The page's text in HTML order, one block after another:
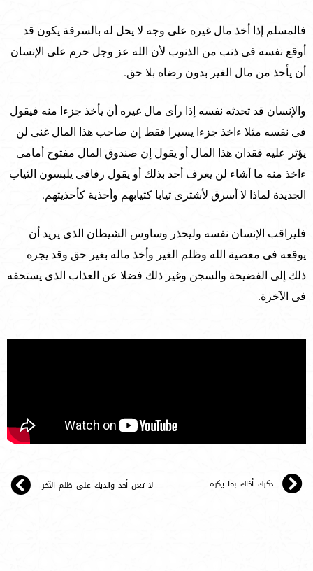
فالمسلم إذا أخذ مال غيره على وجه لا يحل له بالسرقة يكون قد
أوقع نفسه فى ذنب من الذنوب لأن الله عز وجل حرم على الإنسان
أن يأخذ من مال الغير بدون رضاه بلا حق.
والإنسان قد تحدثه نفسه إذا رأى مال غيره أن يأخذ جزءا منه فيقول
فى نفسه مثلا ءاخذ جزءا يسيرا فقط إن صاحب هذا المال غنى لن
يؤثر عليه فقدان هذا المال أو يقول إن صندوق المال مفتوح أمامى
ءاخذ منه ما أشاء لن يعرف أحد بذلك أو يقول رفاقى يلبسون الثياب
الجديدة لماذا لا أسرق لأشترى ثيابا كثيابهم وأحذية كأحذيتهم.
فليراقب الإنسان نفسه وليحذر وساوس الشيطان الذى يريد أن
يوقعه فى معصية الله وظلم الغير وأخذ ماله بغير حق وقد يجره
ذلك إلى الفضيحة والسجن وغير ذلك فضلا عن العذاب الذى يستحقه
فى الآخرة.
ذكرك أخاك بما يكره لا تعن أحد والديك على ظلم الآخر